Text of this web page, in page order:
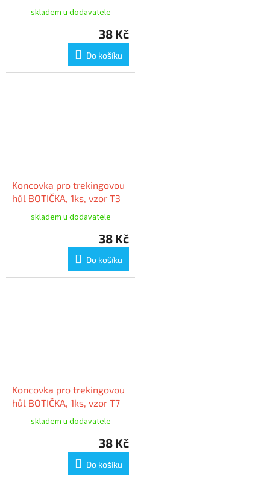
skladem u dodavatele
38 Kč
Do košíku
Koncovka pro trekingovou
hůl BOTIČKA, 1ks, vzor T3
skladem u dodavatele
38 Kč
Do košíku
Koncovka pro trekingovou
hůl BOTIČKA, 1ks, vzor T7
skladem u dodavatele
38 Kč
Do košíku